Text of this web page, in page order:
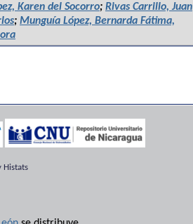
Karen del Socorro; Rivas Carrillo, Juan
; Munguía López, Bernarda Fátima,
Histats